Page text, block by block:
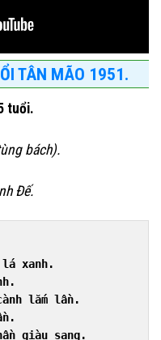
TÂN MÃO 1951.
tuổi.
bách).
Đế.
lá xanh.
lắm lần.
giàu sang.